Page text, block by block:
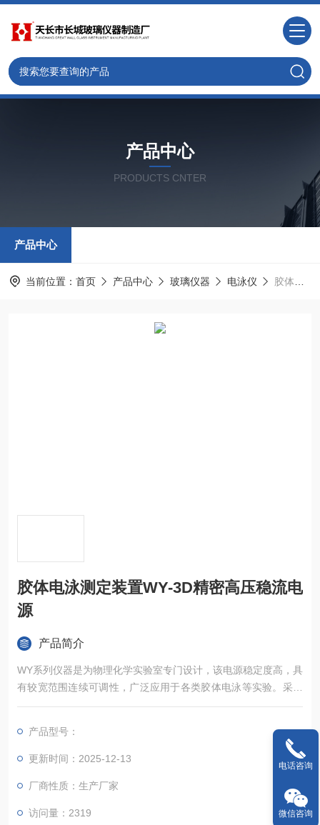
产品中心
PRODUCTS CNTER
产品中心
当前位置： 首页 产品中心 玻璃仪器 电泳仪 胶体电泳测定装置WY-3D精密高压稳流电源
胶体电泳测定装置WY-3D精密高压稳流电
源
产品简介
WY系列仪器是为物理化学实验室专门设计，该电源稳定度高，具
有较宽范围连续可调性，广泛应用于各类胶体电泳等实验。采用
进口高压大功率三级管，三位半数字显示。体积小，重量轻，也
产品型号：
更新时间：2025-12-13
厂商性质：生产厂家
访问量：2319
电话咨询
微信咨询